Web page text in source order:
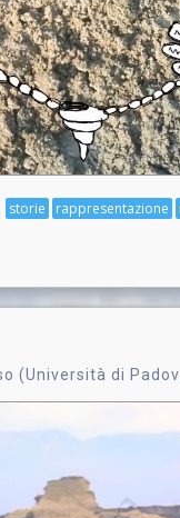
rappresentazione
storie
(Università di